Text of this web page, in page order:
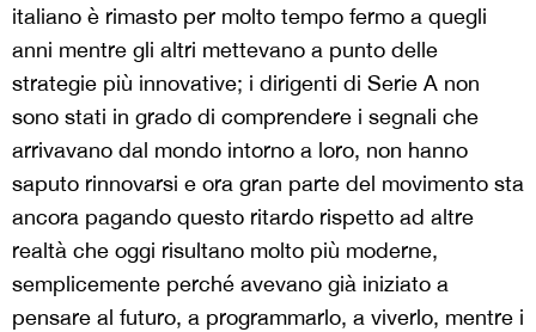
italiano è rimasto per molto tempo fermo a quegli
anni mentre gli altri mettevano a punto delle
strategie più innovative; i dirigenti di Serie A non
sono stati in grado di comprendere i segnali che
arrivavano dal mondo intorno a loro, non hanno
saputo rinnovarsi e ora gran parte del movimento sta
ancora pagando questo ritardo rispetto ad altre
realtà che oggi risultano molto più moderne,
semplicemente perché avevano già iniziato a
pensare al futuro, a programmarlo, a viverlo, mentre i